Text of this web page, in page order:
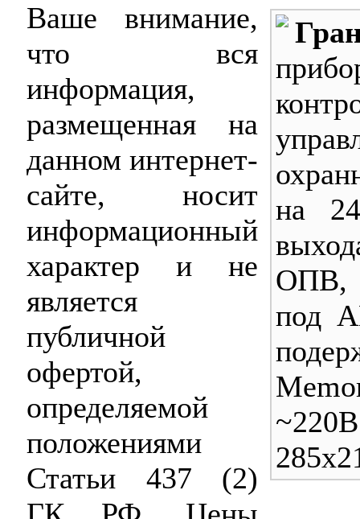
Ваше внимание,
что вся
информация,
размещенная на
данном интернет-
сайте, носит
информационный
характер и не
является
публичной
офертой,
определяемой
положениями
Статьи 437 (2)
на
ОПВ,
под